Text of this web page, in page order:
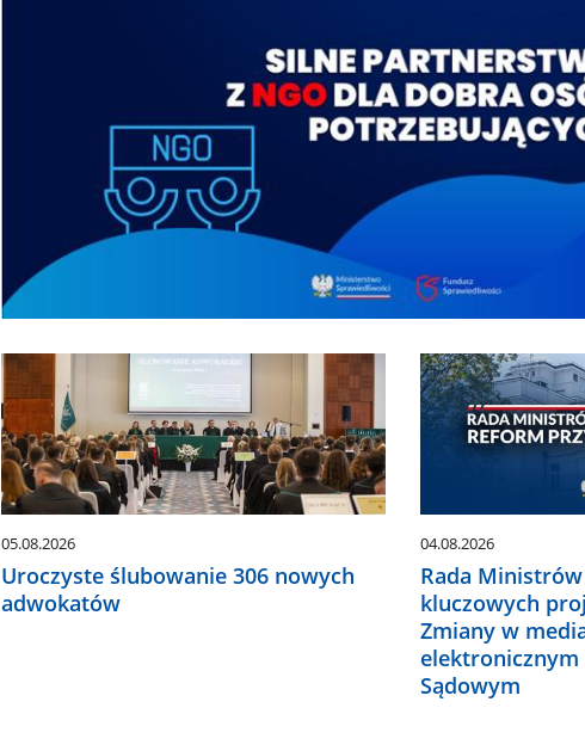
05.08.2026
Uroczyste ślubowanie 306 nowych
adwokatów
04.08.2026
Rada
kluczowych
Zmiany w
Sądowym